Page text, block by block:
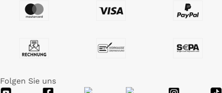
Folgen Sie uns